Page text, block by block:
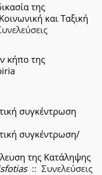
της
και Ταξική
κήπο της
συγκέντρωση
συγκέντρωση/
της Κατάληψης
:: Συνελεύσεις